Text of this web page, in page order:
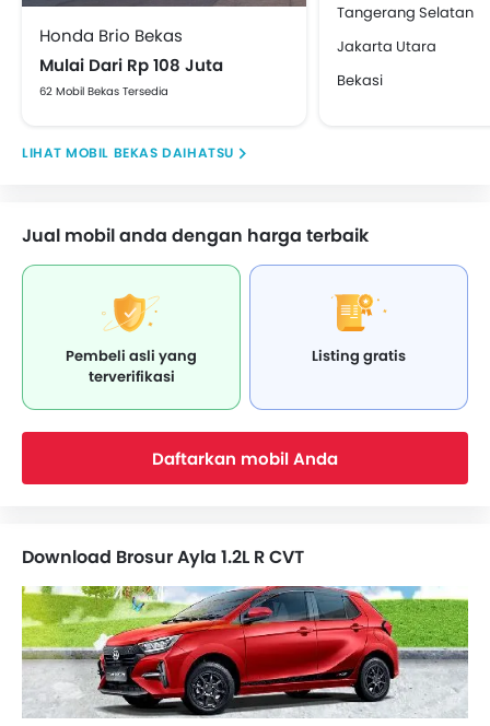
Honda Brio Bekas
Mulai Dari Rp 108 Juta
62 Mobil Bekas Tersedia
Tangerang Selatan
Jakarta Utara
Bekasi
MOBIL BEKAS DAIHATSU
Jual mobil anda dengan harga terbaik
Pembeli asli yang
terverifikasi
Listing gratis
Daftarkan mobil Anda
Download Brosur Ayla 1.2L R CVT